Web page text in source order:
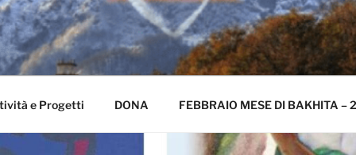
BAKHITA
e Progetti DONA FEBBRAIO MESE DI BAKHITA –